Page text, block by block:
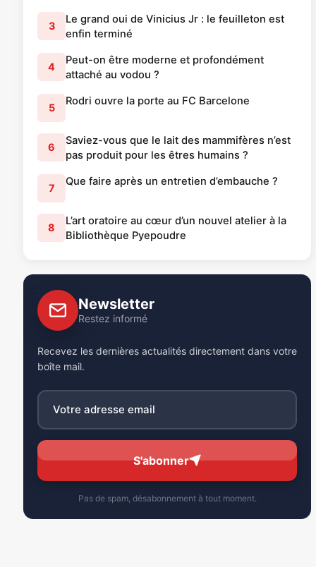
3
Le grand oui de Vinicius Jr : le feuilleton est
enfin terminé
4
Peut-on être moderne et profondément
attaché au vodou ?
5
Rodri ouvre la porte au FC Barcelone
6
Saviez-vous que le lait des mammifères n’est
pas produit pour les êtres humains ?
7
Que faire après un entretien d’embauche ?
8
L’art oratoire au cœur d’un nouvel atelier à la
Bibliothèque Pyepoudre
Newsletter
Restez informé
Recevez les dernières actualités directement dans votre
boîte mail.
S'abonner
Pas de spam, désabonnement à tout moment.